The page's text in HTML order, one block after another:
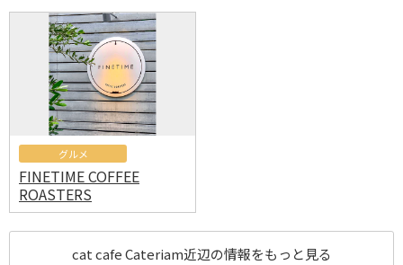
グルメ
FINETIME COFFEE
ROASTERS
cat cafe Cateriam近辺の情報をもっと見る